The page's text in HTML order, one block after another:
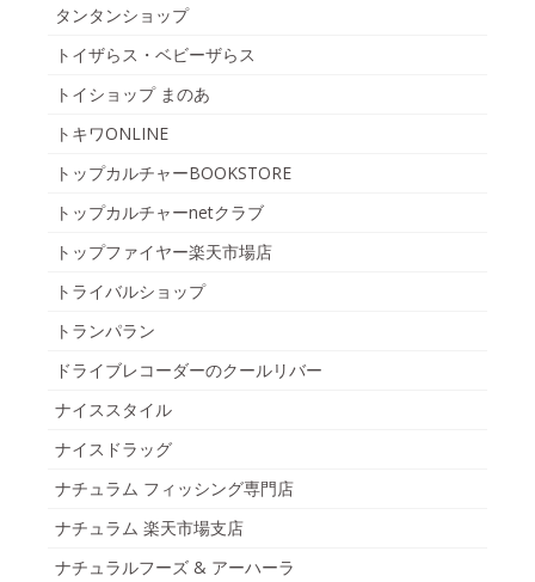
タンタンショップ
トイザらス・ベビーザらス
トイショップ まのあ
トキワONLINE
トップカルチャーBOOKSTORE
トップカルチャーnetクラブ
トップファイヤー楽天市場店
トライバルショップ
トランパラン
ドライブレコーダーのクールリバー
ナイススタイル
ナイスドラッグ
ナチュラム フィッシング専門店
ナチュラム 楽天市場支店
ナチュラルフーズ & アーハーラ